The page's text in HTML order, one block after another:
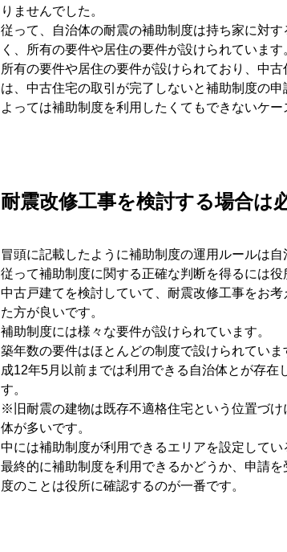
りませんでした。
従って、自治体の耐震の補助制度は持ち家に対
く、所有の要件や居住の要件が設けられています
所有の要件や居住の要件が設けられており、中
は、中古住宅の取引が完了しないと補助制度の
よっては補助制度を利用したくてもできないケー
耐震改修工事を検討する場合は
冒頭に記載したように補助制度の運用ルールは自
従って補助制度に関する正確な判断を得るには役
中古戸建てを検討していて、耐震改修工事をお
た方が良いです。
補助制度には様々な要件が設けられています。
築年数の要件はほとんどの制度で設けられてい
成12年5月以前までは利用できる自治体とが存
す。
※旧耐震の建物は既存不適格住宅という位置づ
体が多いです。
中には補助制度が利用できるエリアを設定してい
最終的に補助制度を利用できるかどうか、申請
度のことは役所に確認するのが一番です。